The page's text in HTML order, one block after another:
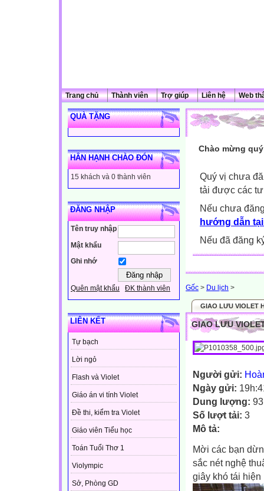
Trang chủ Thành viên Trợ giúp Liên hệ Web
QUÀ TẶNG
HÂN HẠNH CHÀO ĐÓN
15 khách và 0 thành viên
ĐĂNG NHẬP
Tên truy nhập
Mật khẩu
Ghi nhớ
Quên mật khẩu ĐK thành viên
LIÊN KẾT
Tự bạch
Lời ngỏ
Flash và Violet
Giáo án vi tính Violet
Đề thi, kiểm tra Violet
Giáo viên Tiểu học
Toán Tuổi Thơ 1
Violympic
Sở, Phòng GD
Chào mừng
Quý vị chưa
tải được các
Nếu chưa
hướng dẫn
Nếu đã đăng
Gốc > Du lịch >
GIAO LƯU VIOLET
GIAO LƯU
Người gửi:
Ngày gửi:
Dung lượng:
Số lượt tải: 3
Mô tả:
Mời các bạn
sắc nét nghệ
giây khó tái